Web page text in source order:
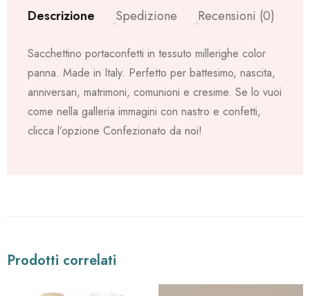
Descrizione Spedizione Recensioni (0)
Sacchettino portaconfetti in tessuto millerighe color
panna. Made in Italy. Perfetto per battesimo, nascita,
anniversari, matrimoni, comunioni e cresime. Se lo vuoi
come nella galleria immagini con nastro e confetti,
clicca l’opzione Confezionato da noi!
Prodotti correlati